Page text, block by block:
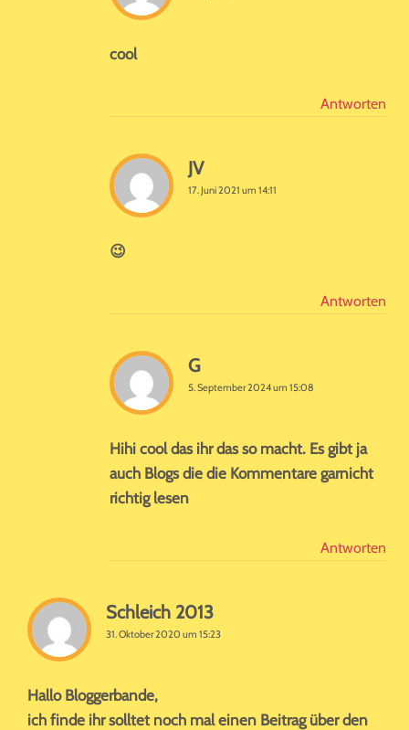
cool
Antworten
JV
17. Juni 2021 um 14:11
😉
Antworten
G
5. September 2024 um 15:08
Hihi cool das ihr das so macht. Es gibt ja
auch Blogs die die Kommentare garnicht
richtig lesen
Antworten
Schleich 2013
31. Oktober 2020 um 15:23
Hallo Bloggerbande,
ich finde ihr solltet noch mal einen Beitrag über den